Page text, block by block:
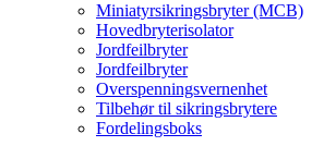
Miniatyrsikringsbryter (MCB)
Hovedbryterisolator
Jordfeilbryter
Jordfeilbryter
Overspenningsvernenhet
Tilbehør til sikringsbrytere
Fordelingsboks